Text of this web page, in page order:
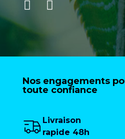
Nos engagements
toute confiance
Livraison
rapide 48h